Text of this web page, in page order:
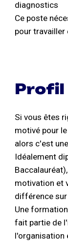
diagnostics
Ce poste
pour travailler
Profil
Si vous êtes
motivé pour
alors c'est
Idéalement
motivation et
différence
Une
fait partie de
l'organisation